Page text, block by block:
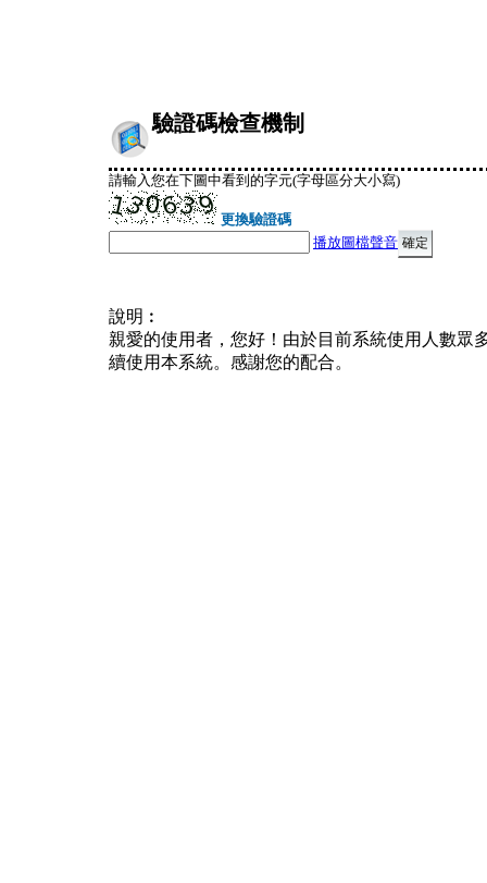
驗證碼檢查機制
請輸入您在下圖中看到的字元(字母區分大小寫)
更換驗證碼
播放圖檔聲音
說明︰
親愛的使用者，您好！由於目前系統使用人數眾
續使用本系統。感謝您的配合。